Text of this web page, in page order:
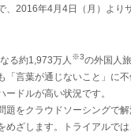
、2016年4月4日（月）より
る約1,973万人 ※3の外国人
「言葉が通じないこと」に
ドルが高い状況です。
題をクラウドソーシングで
めざします。トライアルで